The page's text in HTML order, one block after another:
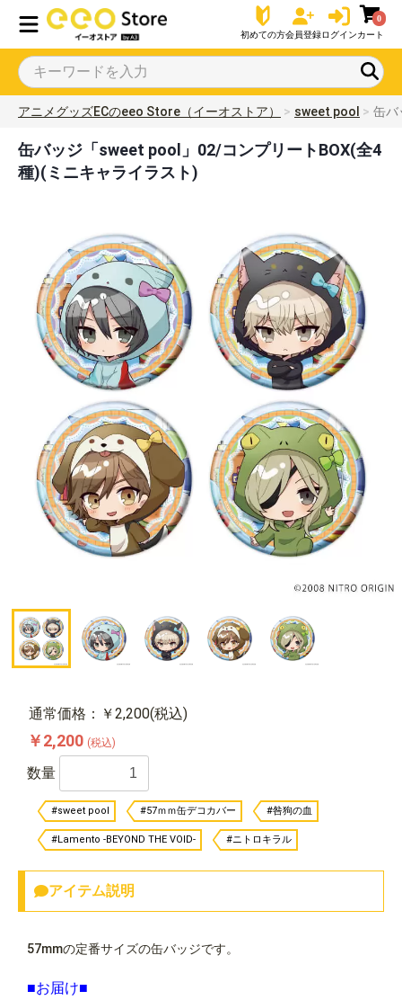
初めての方会員登録ログイン
0
カート
アニメグッズECのeeo Store（イーオストア） sweet pool 缶バ
缶バッジ「sweet pool」02/コンプリートBOX(全4
種)(ミニキャライラスト)
通常価格：￥2,200(税込)
￥2,200 (税込)
数量
#sweet pool #57ｍｍ缶デコカバー #咎狗の血
#Lamento -BEYOND THE VOID- #ニトロキラル
アイテム説明
57mmの定番サイズの缶バッジです。
■お届け■